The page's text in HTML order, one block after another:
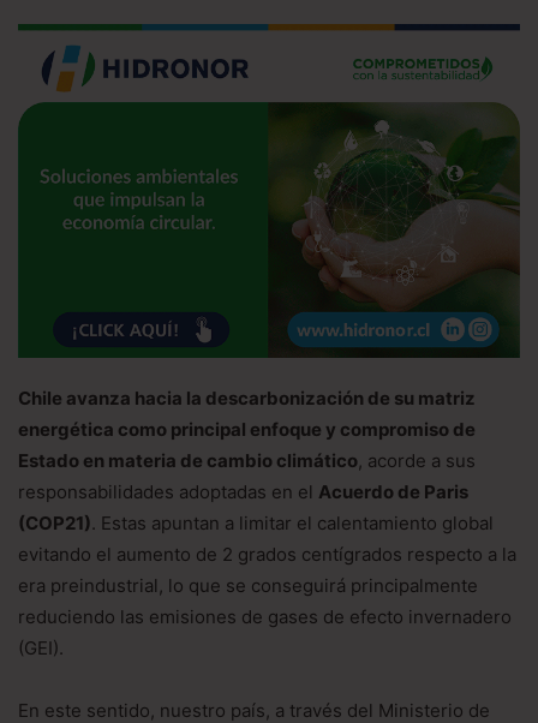
Chile avanza hacia la descarbonización de su matriz
energética como principal enfoque y compromiso de
Estado en materia de cambio climático, acorde a sus
responsabilidades adoptadas en el Acuerdo de Paris
(COP21). Estas apuntan a limitar el calentamiento global
evitando el aumento de 2 grados centígrados respecto a la
era preindustrial, lo que se conseguirá principalmente
reduciendo las emisiones de gases de efecto invernadero
(GEI).
En este sentido, nuestro país, a través del Ministerio de